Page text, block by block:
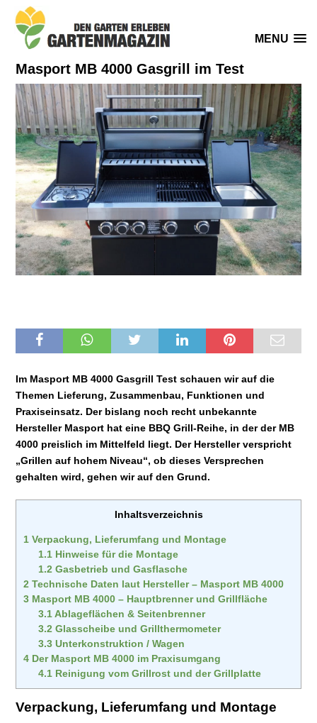
MENU
Masport MB 4000 Gasgrill im Test
Im Masport MB 4000 Gasgrill Test schauen wir auf die
Themen Lieferung, Zusammenbau, Funktionen und
Praxiseinsatz. Der bislang noch recht unbekannte
Hersteller Masport hat eine BBQ Grill-Reihe, in der der MB
4000 preislich im Mittelfeld liegt. Der Hersteller verspricht
„Grillen auf hohem Niveau“, ob dieses Versprechen
gehalten wird, gehen wir auf den Grund.
Inhaltsverzeichnis
1 Verpackung, Lieferumfang und Montage
1.1Hinweise für die Montage
1.2Gasbetrieb und Gasflasche
2 Technische Daten laut Hersteller – Masport MB 4000
3 Masport MB 4000 – Hauptbrenner und Grillfläche
3.1Ablageflächen & Seitenbrenner
3.2Glasscheibe und Grillthermometer
3.3Unterkonstruktion / Wagen
4 Der Masport MB 4000 im Praxisumgang
4.1Reinigung vom Grillrost und der Grillplatte
Verpackung, Lieferumfang und Montage